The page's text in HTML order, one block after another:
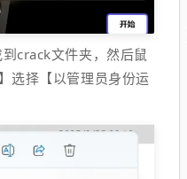
crack文件夹，然后鼠
选择【以管理员身份运